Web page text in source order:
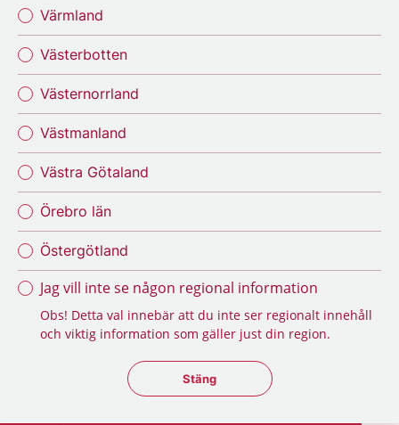
Värmland
Västerbotten
Västernorrland
Västmanland
Västra Götaland
Örebro län
Östergötland
Jag vill inte se någon regional information
Obs! Detta val innebär att du inte ser regionalt innehåll
och viktig information som gäller just din region.
Stäng regionsväljaren
Stäng